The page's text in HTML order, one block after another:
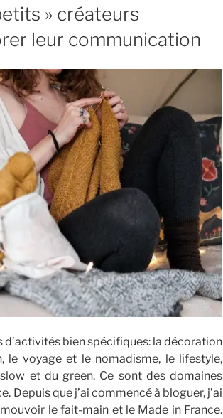
» créateurs
leur communication
d’activités bien spécifiques: la décoration
le voyage et le nomadisme, le lifestyle,
et du green. Ce sont des domaines
Depuis que j’ai commencé à bloguer, j’ai
le fait-main et le Made in France.